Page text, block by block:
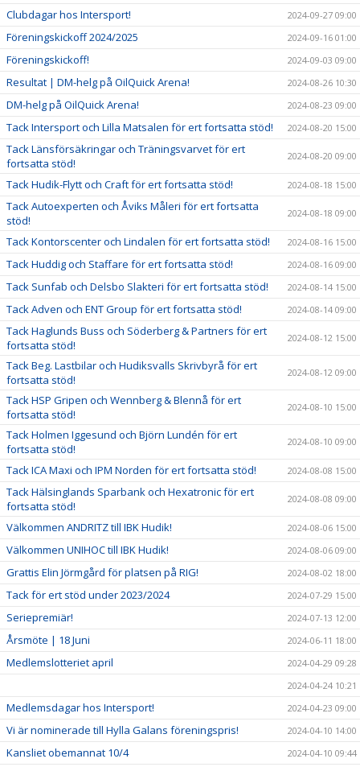
Clubdagar hos Intersport! 2024-09-27 09:00
Föreningskickoff 2024/2025 2024-09-16 01:00
Föreningskickoff! 2024-09-03 09:00
Resultat | DM-helg på OilQuick Arena! 2024-08-26 10:30
DM-helg på OilQuick Arena! 2024-08-23 09:00
Tack Intersport och Lilla Matsalen för ert fortsatta stöd! 2024-08-20 15:00
Tack Länsförsäkringar och Träningsvarvet för ert
fortsatta stöd!
2024-08-20 09:00
Tack Hudik-Flytt och Craft för ert fortsatta stöd! 2024-08-18 15:00
Tack Autoexperten och Åviks Måleri för ert fortsatta
stöd!
2024-08-18 09:00
Tack Kontorscenter och Lindalen för ert fortsatta stöd! 2024-08-16 15:00
Tack Huddig och Staffare för ert fortsatta stöd! 2024-08-16 09:00
Tack Sunfab och Delsbo Slakteri för ert fortsatta stöd! 2024-08-14 15:00
Tack Adven och ENT Group för ert fortsatta stöd! 2024-08-14 09:00
Tack Haglunds Buss och Söderberg & Partners för ert
fortsatta stöd!
2024-08-12 15:00
Tack Beg. Lastbilar och Hudiksvalls Skrivbyrå för ert
fortsatta stöd!
2024-08-12 09:00
Tack HSP Gripen och Wennberg & Blennå för ert
fortsatta stöd!
2024-08-10 15:00
Tack Holmen Iggesund och Björn Lundén för ert
fortsatta stöd!
2024-08-10 09:00
Tack ICA Maxi och IPM Norden för ert fortsatta stöd! 2024-08-08 15:00
Tack Hälsinglands Sparbank och Hexatronic för ert
fortsatta stöd!
2024-08-08 09:00
Välkommen ANDRITZ till IBK Hudik! 2024-08-06 15:00
Välkommen UNIHOC till IBK Hudik! 2024-08-06 09:00
Grattis Elin Jörmgård för platsen på RIG! 2024-08-02 18:00
Tack för ert stöd under 2023/2024 2024-07-29 15:00
Seriepremiär! 2024-07-13 12:00
Årsmöte | 18 Juni 2024-06-11 18:00
Medlemslotteriet april
2024-04-29 09:28
2024-04-24 10:21
Medlemsdagar hos Intersport! 2024-04-23 09:00
Vi är nominerade till Hylla Galans föreningspris! 2024-04-10 14:00
Kansliet obemannat 10/4 2024-04-10 09:44